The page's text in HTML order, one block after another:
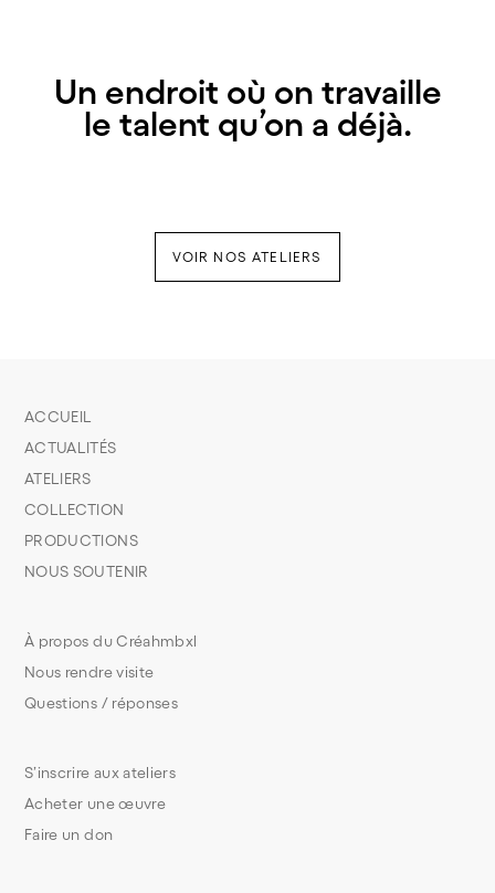
Un endroit où on travaille
le talent qu’on a déjà.
VOIR NOS ATELIERS
S’inscrire aux ateliers
Acheter une œuvre
Faire un don
À propos du Créahmbxl
Nous rendre visite
Questions / réponses
ACCUEIL
ACTUALITÉS
ATELIERS
COLLECTION
PRODUCTIONS
NOUS SOUTENIR